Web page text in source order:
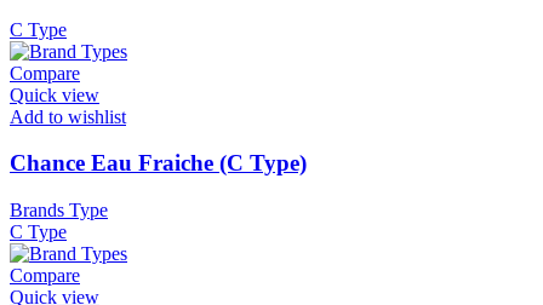
C Type
Compare
Quick view
Add to wishlist
Chance Eau Fraiche (C Type)
Brands Type
C Type
Compare
Quick view